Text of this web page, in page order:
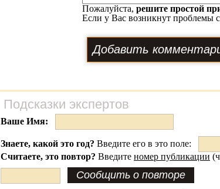
Пожалуйста, решите простой
Если у Вас возникнут проблемы
Подсказки экспертов
Ваше Имя:
Знаете, какой это год? Введите его в это поле:
Считаете, это повтор? Введите номер публикации